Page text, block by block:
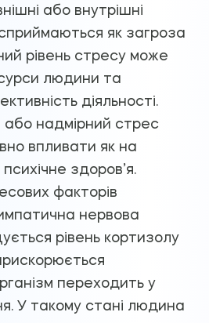
або внутрішні
як загроза
рівень стресу може
людини та
діяльності.
надмірний стрес
впливати як на
здоров’я.
факторів
нервова
рівень кортизолу
переходить у
У такому стані людина